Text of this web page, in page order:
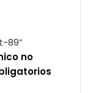
89”
no